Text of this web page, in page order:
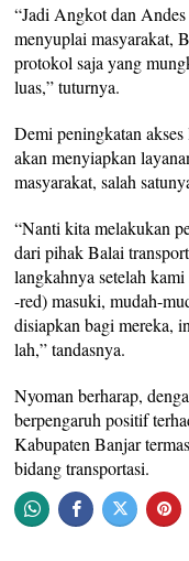
“Jadi Angkot dan
menyuplai masyarakat,
protokol saja yang
luas,” tuturnya.
Demi peningkatan
akan menyiapkan
masyarakat, salah
“Nanti kita melakukan
dari pihak Balai
langkahnya setelah
-red) masuki, mudah-
disiapkan bagi mereka,
lah,” tandasnya.
Nyoman berharap,
berpengaruh positif
Kabupaten Banjar
bidang transportasi.